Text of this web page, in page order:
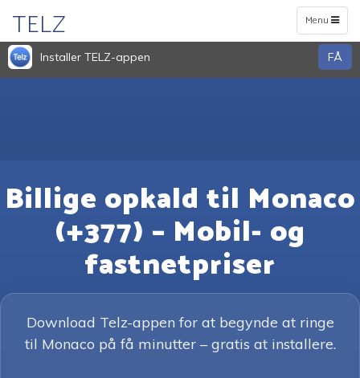
Toggle
navigation
Menu
TELZ
Installer TELZ-appen FÅ
Billige opkald til Monaco
(+377) – Mobil- og
fastnetpriser
Download Telz-appen for at begynde at ringe
til Monaco på få minutter – gratis at installere.